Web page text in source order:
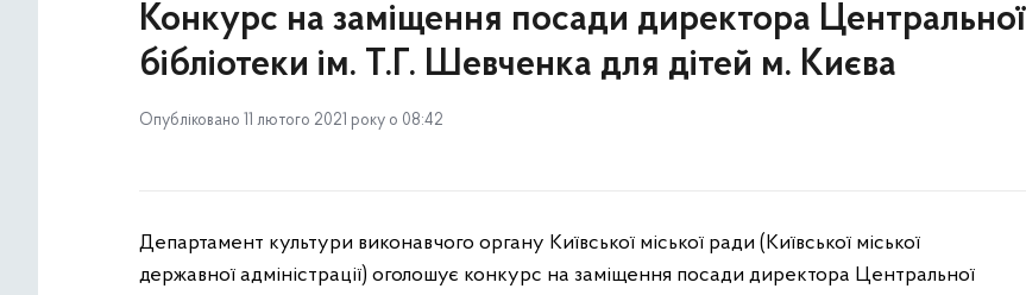
Конкурс на заміщення посади директора Центральної
бібліотеки ім. Т.Г. Шевченка для дітей м. Києва
Опубліковано 11 лютого 2021 року о 08:42
Департамент культури виконавчого органу Київської міської ради (Київської міської
державної адміністрації) оголошує конкурс на заміщення посади директора Центральної